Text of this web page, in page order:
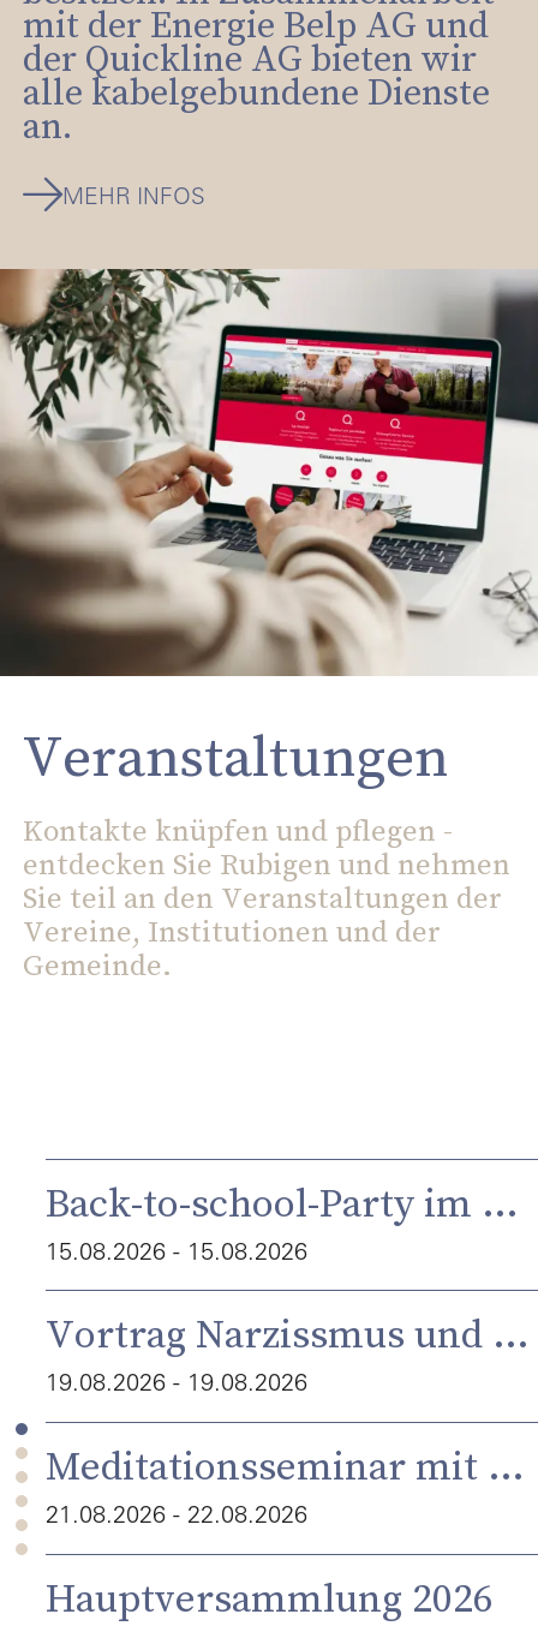
mit der Energie Belp AG und
der Quickline AG bieten wir
alle kabelgebundene Dienste
an.
MEHR INFOS
Veranstaltungen
Kontakte knüpfen und pflegen -
entdecken Sie Rubigen und nehmen
Sie teil an den Veranstaltungen der
Vereine, Institutionen und der
Gemeinde.
Back-to-school-Party im Dada
15.08.2026 - 15.08.2026
Vortrag Narzissmus und Autismus - Gemeinsamkeiten und Unterschiede - mit Dr. Hartwig Volbehr
19.08.2026 - 19.08.2026
Meditationsseminar mit Dr. Hartwig Volbehr
21.08.2026 - 22.08.2026
Hauptversammlung 2026